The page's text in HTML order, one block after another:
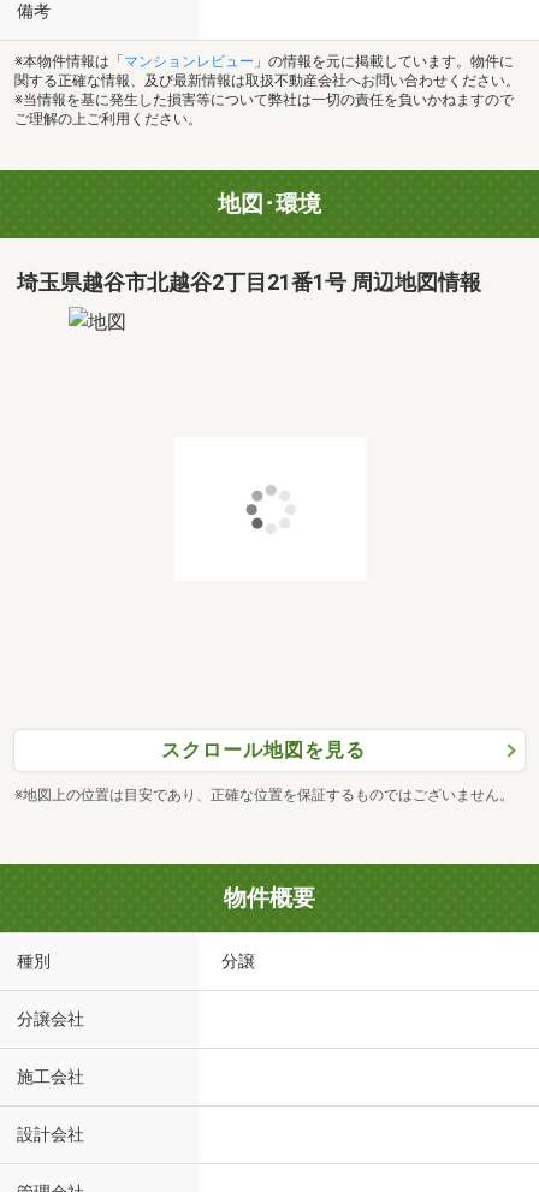
備考
※本物件情報は「 マンションレビュー 」の情報を元に掲載しています。物件に
関する正確な情報、及び最新情報は取扱不動産会社へお問い合わせください。
※当情報を基に発生した損害等について弊社は一切の責任を負いかねますので
ご理解の上ご利用ください。
地図･環境
埼玉県越谷市北越谷2丁目21番1号 周辺地図情報
スクロール地図を見る
※地図上の位置は目安であり、正確な位置を保証するものではございません。
物件概要
種別 分譲
分譲会社
施工会社
設計会社